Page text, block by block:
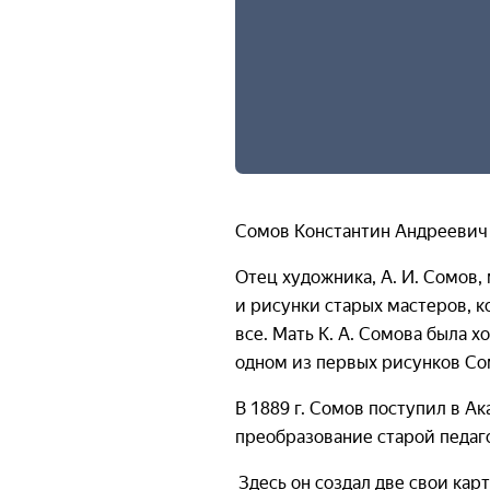
Сомов Константин
Отец художника, А. И. Сомов,
и рисунки старых мастеров,
все. Мать К. А. Сомова была
одном из первых рисунков
В 1889 г. Сомов поступил в
преобразование старой
Здесь он создал две свои